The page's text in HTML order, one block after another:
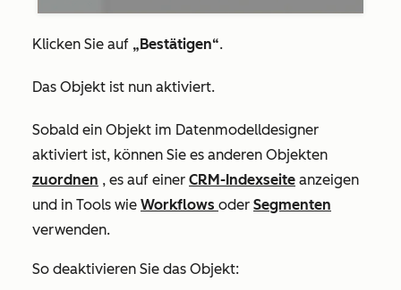
Klicken Sie auf „Bestätigen“.
Das Objekt ist nun aktiviert.
Sobald ein Objekt im Datenmodelldesigner
aktiviert ist, können Sie es anderen Objekten
zuordnen , es auf einer CRM-Indexseite anzeigen
und in Tools wie Workflows oder Segmenten
verwenden.
So deaktivieren Sie das Objekt: